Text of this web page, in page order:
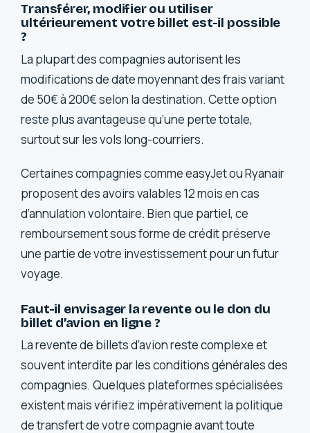
Transférer, modifier ou utiliser
ultérieurement votre billet est-il possible
?
La plupart des compagnies autorisent les
modifications de date moyennant des frais variant
de 50€ à 200€ selon la destination. Cette option
reste plus avantageuse qu’une perte totale,
surtout sur les vols long-courriers.
Certaines compagnies comme easyJet ou Ryanair
proposent des avoirs valables 12 mois en cas
d’annulation volontaire. Bien que partiel, ce
remboursement sous forme de crédit préserve
une partie de votre investissement pour un futur
voyage.
Faut-il envisager la revente ou le don du
billet d’avion en ligne ?
La revente de billets d’avion reste complexe et
souvent interdite par les conditions générales des
compagnies. Quelques plateformes spécialisées
existent mais vérifiez impérativement la politique
de transfert de votre compagnie avant toute